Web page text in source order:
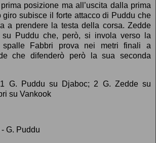
posizione ma all’uscita dalla prima
giro subisce il forte attacco di Puddu che
a prendere la testa della corsa. Zedde
su Puddu che, però, si invola verso la
Fabbri prova nei metri finali a
che difenderò però la sua seconda
1 G. Puddu su Djaboc; 2 G. Zedde su
su Vankook
G. Puddu